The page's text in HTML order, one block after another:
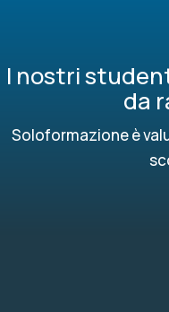
I nostri
da
Soloformazione è